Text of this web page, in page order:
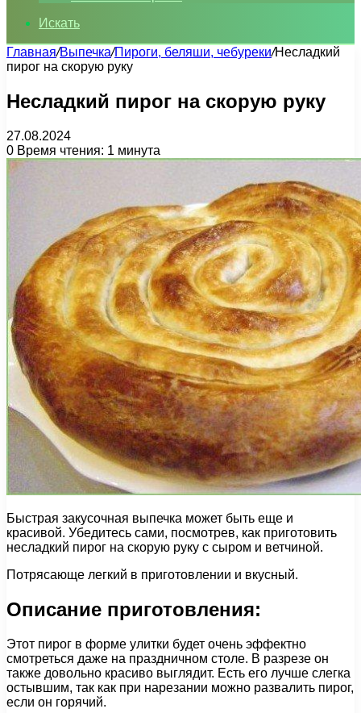
Искать
Главная/Выпечка/Пироги, беляши, чебуреки/Несладкий
пирог на скорую руку
Несладкий пирог на скорую руку
27.08.2024
0 Время чтения: 1 минута
Быстрая закусочная выпечка может быть еще и
красивой. Убедитесь сами, посмотрев, как приготовить
несладкий пирог на скорую руку с сыром и ветчиной.
Потрясающе легкий в приготовлении и вкусный.
Описание приготовления:
Этот пирог в форме улитки будет очень эффектно
смотреться даже на праздничном столе. В разрезе он
также довольно красиво выглядит. Есть его лучше слегка
остывшим, так как при нарезании можно развалить пирог,
если он горячий.